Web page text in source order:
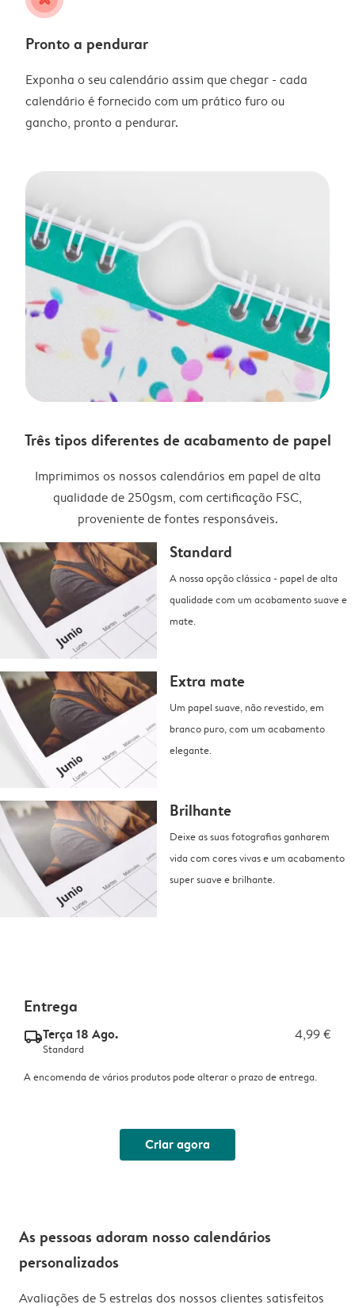
Pronto a pendurar
Exponha o seu calendário assim que chegar - cada
calendário é fornecido com um prático furo ou
gancho, pronto a pendurar.
Três tipos diferentes de acabamento de papel
Imprimimos os nossos calendários em papel de alta
qualidade de 250gsm, com certificação FSC,
proveniente de fontes responsáveis.
Standard
A nossa opção clássica - papel de alta
qualidade com um acabamento suave e
mate.
Extra mate
Um papel suave, não revestido, em
branco puro, com um acabamento
elegante.
Brilhante
Deixe as suas fotografias ganharem
vida com cores vivas e um acabamento
super suave e brilhante.
Entrega
delivery_standard_v2Terça 18 Ago. 4,99 €
Standard
A encomenda de vários produtos pode alterar o prazo de entrega.
Criar agora
As pessoas adoram nosso calendários
personalizados
Avaliações de 5 estrelas dos nossos clientes satisfeitos